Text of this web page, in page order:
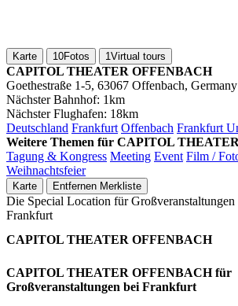
Karte 10Fotos 1Virtual tours
CAPITOL THEATER OFFENBACH
Goethestraße 1-5, 63067 Offenbach, Germany
Nächster Bahnhof: 1km
Nächster Flughafen: 18km
Deutschland Frankfurt Offenbach Frankfurt
Weitere Themen für CAPITOL
Tagung & Kongress Meeting Event Film /
Weihnachtsfeier
Karte Entfernen Merkliste
Die Special Location für
Frankfurt
CAPITOL THEATER OFFENBACH
CAPITOL THEATER OFFENBACH für
Großveranstaltungen bei Frankfurt